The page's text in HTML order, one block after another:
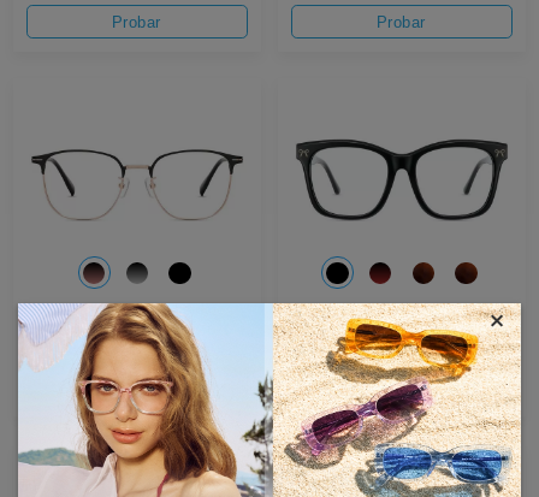
Probar Probar
M07564
23,95 €
Probar
bow187
27,95 €
Probar
60% OFF
×